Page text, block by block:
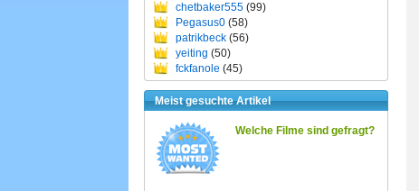
chetbaker555 (99)
Pegasus0 (58)
patrikbeck (56)
yeiting (50)
fckfanole (45)
Meist gesuchte Artikel
Welche Filme sind gefragt?